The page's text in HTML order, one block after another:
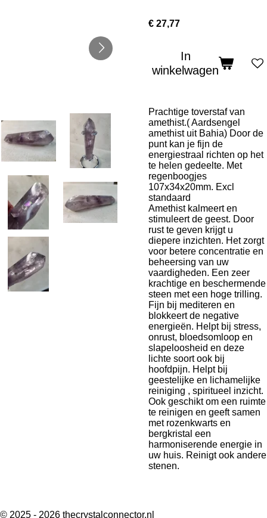
€ 27,77
In
winkelwagen
Prachtige toverstaf van
amethist.( Aardsengel
amethist uit Bahia) Door de
punt kan je fijn de
energiestraal richten op het
te helen gedeelte. Met
regenboogjes
107x34x20mm. Excl
standaard
Amethist kalmeert en
stimuleert de geest. Door
rust te geven krijgt u
diepere inzichten. Het zorgt
voor betere concentratie en
beheersing van uw
vaardigheden. Een zeer
krachtige en beschermende
steen met een hoge trilling.
Fijn bij mediteren en
blokkeert de negative
energieën. Helpt bij stress,
onrust, bloedsomloop en
slapeloosheid en deze
lichte soort ook bij
hoofdpijn. Helpt bij
geestelijke en lichamelijke
reiniging , spiritueel inzicht.
Ook geschikt om een ruimte
te reinigen en geeft samen
met rozenkwarts en
bergkristal een
harmoniserende energie in
uw huis. Reinigt ook andere
stenen.
© 2025 - 2026 thecrystalconnector.nl